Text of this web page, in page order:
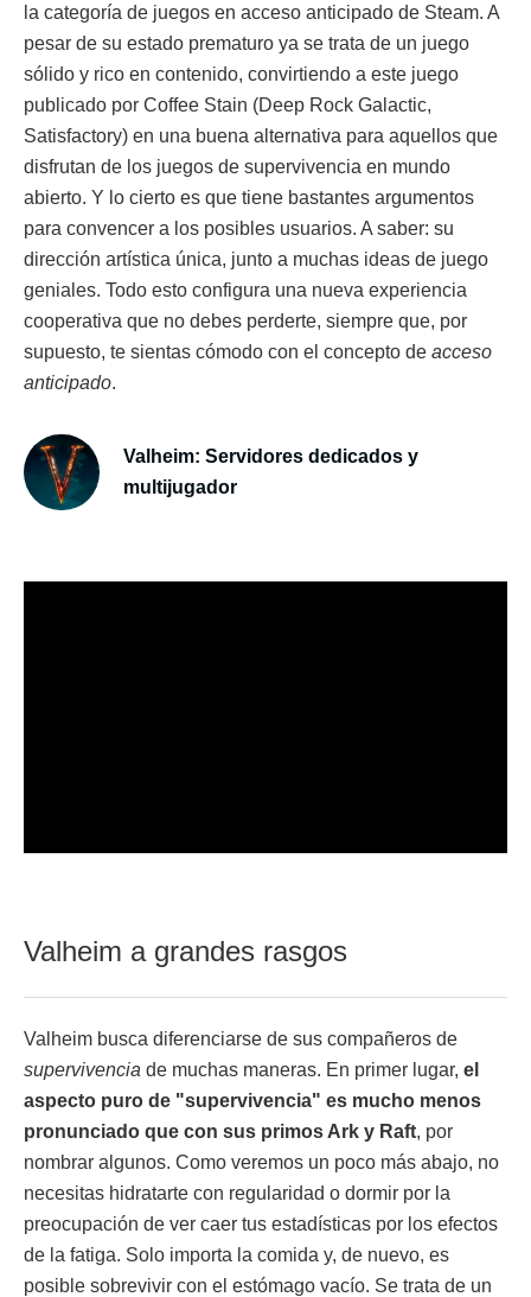
la categoría de juegos en acceso anticipado de Steam. A
pesar de su estado prematuro ya se trata de un juego
sólido y rico en contenido, convirtiendo a este juego
publicado por Coffee Stain (Deep Rock Galactic,
Satisfactory) en una buena alternativa para aquellos que
disfrutan de los juegos de supervivencia en mundo
abierto. Y lo cierto es que tiene bastantes argumentos
para convencer a los posibles usuarios. A saber: su
dirección artística única, junto a muchas ideas de juego
geniales. Todo esto configura una nueva experiencia
cooperativa que no debes perderte, siempre que, por
supuesto, te sientas cómodo con el concepto de acceso
anticipado.
Valheim: Servidores dedicados y
multijugador
Valheim a grandes rasgos
Valheim busca diferenciarse de sus compañeros de
supervivencia de muchas maneras. En primer lugar, el
aspecto puro de "supervivencia" es mucho menos
pronunciado que con sus primos Ark y Raft, por
nombrar algunos. Como veremos un poco más abajo, no
necesitas hidratarte con regularidad o dormir por la
preocupación de ver caer tus estadísticas por los efectos
de la fatiga. Solo importa la comida y, de nuevo, es
posible sobrevivir con el estómago vacío. Se trata de un